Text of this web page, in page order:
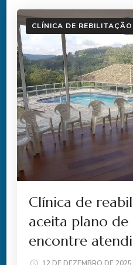
CLÍNICA DE REBILITAÇÃO
Clínica de
aceita plano de
encontre
12 DE DEZEMBRO DE 2025